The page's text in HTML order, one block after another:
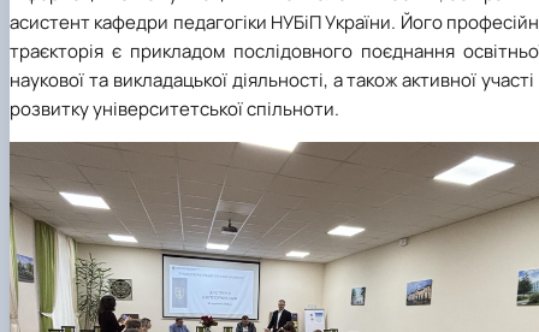
асистент кафедри педагогіки НУБіП України. Його
траєкторія є прикладом послідовного поєднання
наукової та викладацької діяльності, а також активної участі
розвитку університетської спільноти.